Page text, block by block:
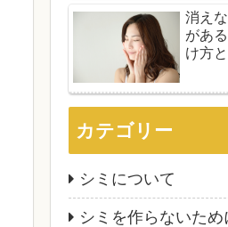
消え
があ
け方
カテゴリー
シミについて
シミを作らないため